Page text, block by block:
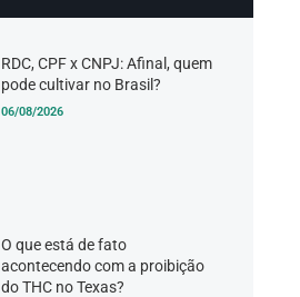
RDC, CPF x CNPJ: Afinal, quem
pode cultivar no Brasil?
06/08/2026
O que está de fato
acontecendo com a proibição
do THC no Texas?